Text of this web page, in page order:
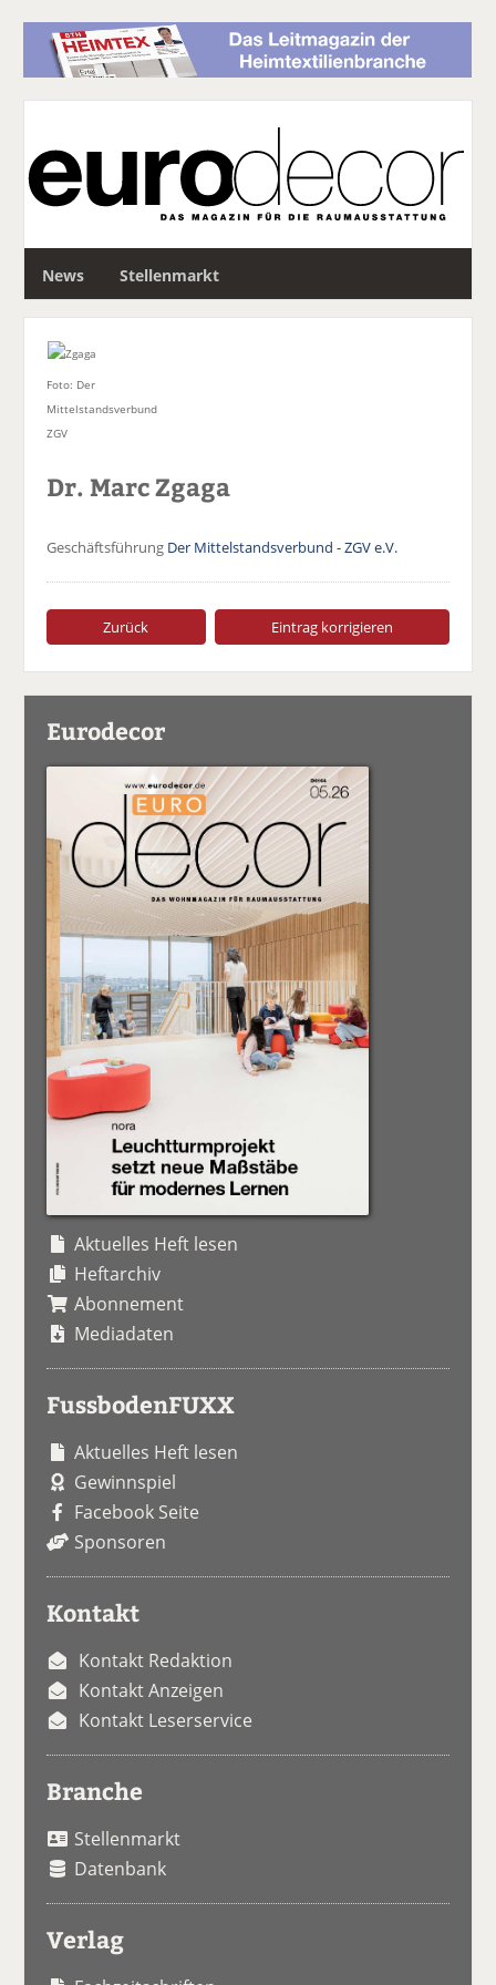
News Stellenmarkt
c
Foto: Der
Mittelstandsverbund
ZGV
Dr. Marc Zgaga
Geschäftsführung Der Mittelstandsverbund - ZGV e.V.
Zurück Eintrag korrigieren
Eurodecor
Aktuelles Heft lesen
Heftarchiv
Abonnement
Mediadaten
FussbodenFUXX
Aktuelles Heft lesen
Gewinnspiel
Facebook Seite
Sponsoren
Kontakt
Kontakt Redaktion
Kontakt Anzeigen
Kontakt Leserservice
Branche
Stellenmarkt
Datenbank
Verlag